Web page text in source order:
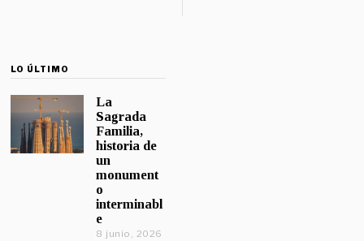
LO ÚLTIMO
La
Sagrada
Familia,
historia de
un
monument
o
interminabl
e
8 junio, 2026